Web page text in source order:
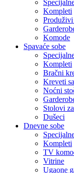
Kompleti
Komode
Spavaće sobe
Kompleti
Bračni
Kreveti
Noćni
Stolovi
Dušeci
Dnevne sobe
Kompleti
TV
Vitrine
Ugaone